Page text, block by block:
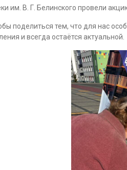
им. В. Г. Белинского провели
поделиться тем, что для нас
и всегда остаётся актуальной.